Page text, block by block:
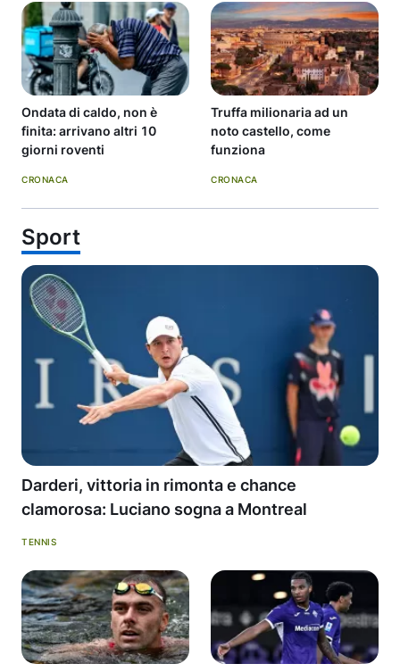
Ondata di caldo, non è
finita: arrivano altri 10
giorni roventi
CRONACA
Truffa milionaria ad un
noto castello, come
funziona
CRONACA
Sport
Darderi, vittoria in rimonta e chance
clamorosa: Luciano sogna a Montreal
TENNIS